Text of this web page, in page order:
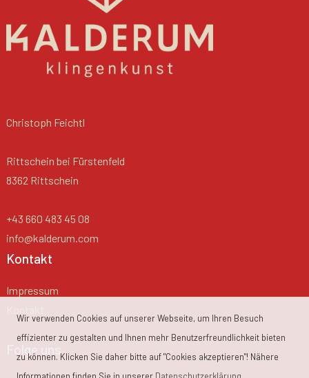
Christoph Feichtl
Rittschein bei Fürstenfeld
8362 Rittschein
+43 660 483 45 08
info@kalderum.com
Kontakt
Impressum
Folge uns
Wir verwenden Cookies auf unserer Webseite, um Ihren Besuch
effizienter zu gestalten und Ihnen mehr Benutzerfreundlichkeit bieten
zu können. Klicken Sie daher bitte auf "Cookies akzeptieren"! Nähere